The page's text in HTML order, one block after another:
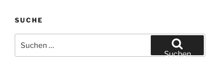
SUCHE
nach:
Suchen